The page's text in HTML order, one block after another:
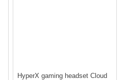
HyperX gaming headset Cloud